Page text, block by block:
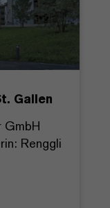
Gallen
GmbH
Renggli